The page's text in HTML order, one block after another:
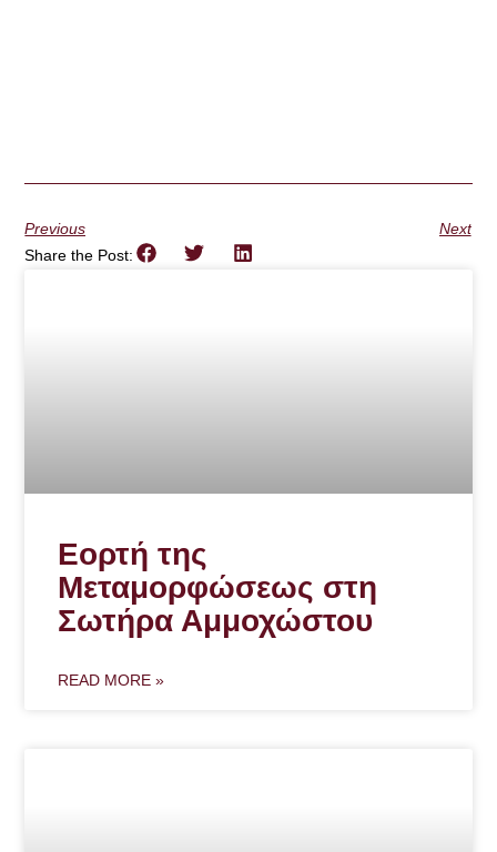
Previous
Next
Share the Post:
Εορτή της
Μεταμορφώσεως στη
Σωτήρα Αμμοχώστου
READ MORE »